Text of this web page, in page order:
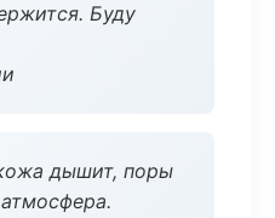
Буду
дышит, поры